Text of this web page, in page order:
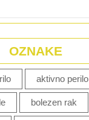
OZNAKE
aktivno perilo
bolezen rak